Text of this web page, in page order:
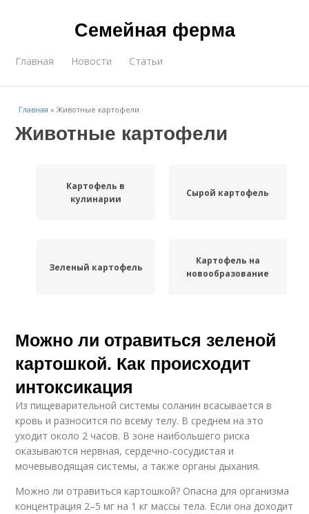
Семейная ферма
Главная Новости Статьи
Главная »Животные картофели
Животные картофели
Картофель в
кулинарии
Сырой картофель
Зеленый картофель
Картофель на
новообразование
Можно ли отравиться зеленой
картошкой. Как происходит
интоксикация
Из пищеварительной системы соланин всасывается в
кровь и разносится по всему телу. В среднем на это
уходит около 2 часов. В зоне наибольшего риска
оказываются нервная, сердечно-сосудистая и
мочевыводящая системы, а также органы дыхания.
Можно ли отравиться картошкой? Опасна для организма
концентрация 2–5 мг на 1 кг массы тела. Если она доходит